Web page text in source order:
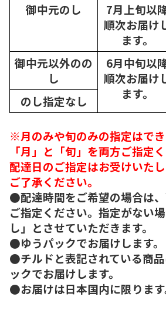
御中元のし
7月上旬以
順次お届け
ます。
御中元以外のの
し
6月中旬以
順次お届け
ます。
のし指定なし
※月のみや旬のみの指定はで
「月」と「旬」を両方ご指定
配達日のご指定はお受けいたし
ご了承ください。
●配達時間をご希望の場合は
ご指定ください。指定がない
し」とさせていただきます。
●ゆうパックでお届けします。
●チルドと表記されている商
ックでお届けします。
●お届けは日本国内に限ります